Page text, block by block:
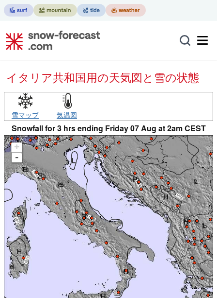
イタリア共和国用の天気図と雪の状態
雪マップ 気温図
Snowfall for 3 hrs ending Friday 07 Aug at 2am CEST
+
-